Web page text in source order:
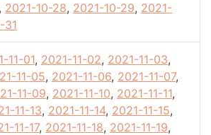
2021-10-28, 2021-10-29, 2021-
31
11-01, 2021-11-02, 2021-11-03,
11-05, 2021-11-06, 2021-11-07,
11-09, 2021-11-10, 2021-11-11,
11-13, 2021-11-14, 2021-11-15,
11-17, 2021-11-18, 2021-11-19,